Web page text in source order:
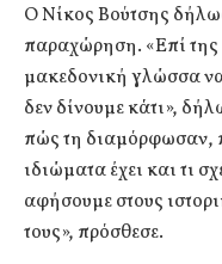
Ο Νίκος Βούτσης
παραχώρηση. «Επί
μακεδονική γλώσσα
δεν δίνουμε κάτι»,
πώς τη διαμόρφωσαν,
ιδιώματα έχει και τι
αφήσουμε στους
τους», πρόσθεσε.